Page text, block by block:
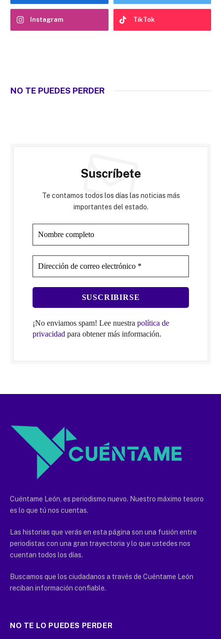
Instagram TikTok
NO TE PUEDES PERDER
Suscríbete
Te contamos todos los días las noticias más
importantes del estado.
¡No enviamos spam! Lee nuestra política de
privacidad para obtener más información.
Cuéntame León, es periodismo nuevo. Nuestro máximo tesoro
es lo que tú nos cuentas.
Las historias que verás en esta página son una fusión entre
periodistas con una gran trayectoria y lo que ustedes nos
cuentan todos los días.
Buscamos que los ciudadanos a través de Cuéntame León
reciban información confiable.
NO TE LO PUEDES PERDER